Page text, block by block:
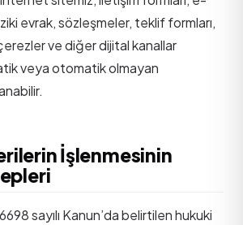
evrak, sözleşmeler, teklif formları,
ve diğer dijital kanallar
veya otomatik olmayan
İşlenmesinin
sayılı Kanun’da belirtilen hukuki